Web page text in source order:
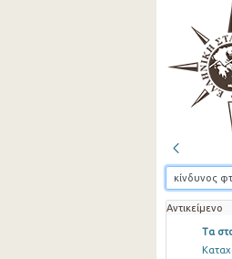
Αντικείμενο
Τα